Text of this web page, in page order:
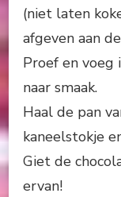
(niet laten
afgeven aan
Proef en voeg
naar smaak.
Haal de pan
kaneelstokje
Giet de
ervan!